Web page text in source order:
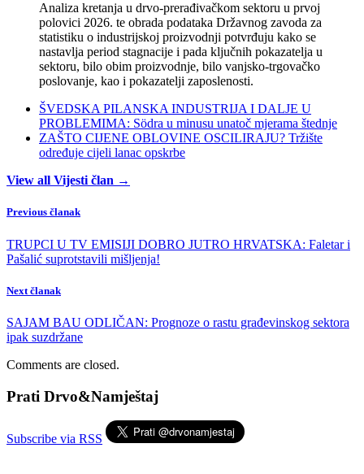
Analiza kretanja u drvo-prerađivačkom sektoru u prvoj
polovici 2026. te obrada podataka Državnog zavoda za
statistiku o industrijskoj proizvodnji potvrđuju kako se
nastavlja period stagnacije i pada ključnih pokazatelja u
sektoru, bilo obim proizvodnje, bilo vanjsko-trgovačko
poslovanje, kao i pokazatelji zaposlenosti.
ŠVEDSKA PILANSKA INDUSTRIJA I DALJE U
PROBLEMIMA: Södra u minusu unatoč mjerama štednje
ZAŠTO CIJENE OBLOVINE OSCILIRAJU? Tržište
određuje cijeli lanac opskrbe
View all Vijesti član →
Previous članak
TRUPCI U TV EMISIJI DOBRO JUTRO HRVATSKA: Faletar i
Pašalić suprotstavili mišljenja!
Next članak
SAJAM BAU ODLIČAN: Prognoze o rastu građevinskog sektora
ipak suzdržane
Comments are closed.
Prati Drvo&Namještaj
Subscribe via RSS